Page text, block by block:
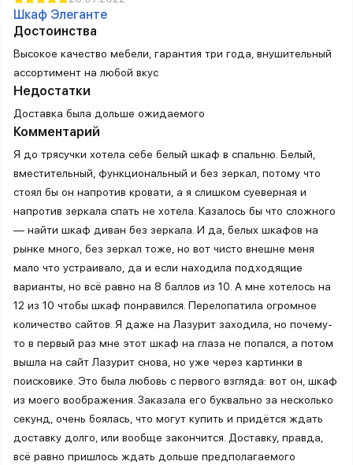
Шкаф Элеганте
Достоинства
Высокое качество мебели, гарантия три года, внушительный
ассортимент на любой вкус
Недостатки
Доставка была дольше ожидаемого
Комментарий
Я до трясучки хотела себе белый шкаф в спальню. Белый,
вместительный, функциональный и без зеркал, потому что
стоял бы он напротив кровати, а я слишком суеверная и
напротив зеркала спать не хотела. Казалось бы что сложного
— найти шкаф диван без зеркала. И да, белых шкафов на
рынке много, без зеркал тоже, но вот чисто внешне меня
мало что устраивало, да и если находила подходящие
варианты, но всё равно на 8 баллов из 10. А мне хотелось на
12 из 10 чтобы шкаф понравился. Перелопатила огромное
количество сайтов. Я даже на Лазурит заходила, но почему-
то в первый раз мне этот шкаф на глаза не попался, а потом
вышла на сайт Лазурит снова, но уже через картинки в
поисковике. Это была любовь с первого взгляда: вот он, шкаф
из моего воображения. Заказала его буквально за несколько
секунд, очень боялась, что могут купить и придётся ждать
доставку долго, или вообще закончится. Доставку, правда,
всё равно пришлось ждать дольше предполагаемого